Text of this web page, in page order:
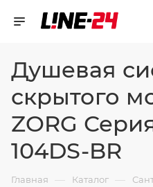
Душевая
скрытого
ZORG
104DS-BR
Главная — Каталог —